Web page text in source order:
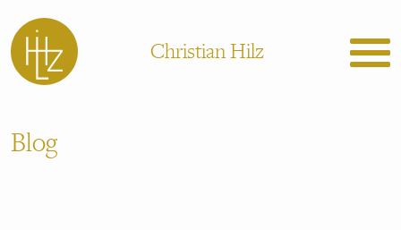
Christian Hilz
Blog